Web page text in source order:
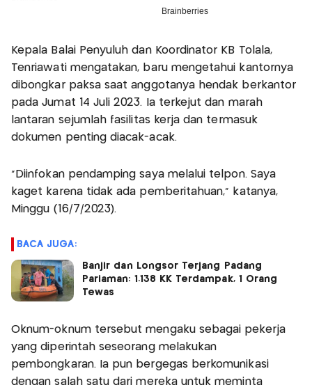
Kepala Balai Penyuluh dan Koordinator KB Tolala,
Tenriawati mengatakan, baru mengetahui kantornya
dibongkar paksa saat anggotanya hendak berkantor
pada Jumat 14 Juli 2023. Ia terkejut dan marah
lantaran sejumlah fasilitas kerja dan termasuk
dokumen penting diacak-acak.
"Diinfokan pendamping saya melalui telpon. Saya
kaget karena tidak ada pemberitahuan," katanya,
Minggu (16/7/2023).
BACA JUGA:
Banjir dan Longsor Terjang Padang
Pariaman: 1.138 KK Terdampak, 1 Orang
Tewas
Oknum-oknum tersebut mengaku sebagai pekerja
yang diperintah seseorang melakukan
pembongkaran. Ia pun bergegas berkomunikasi
dengan salah satu dari mereka untuk meminta